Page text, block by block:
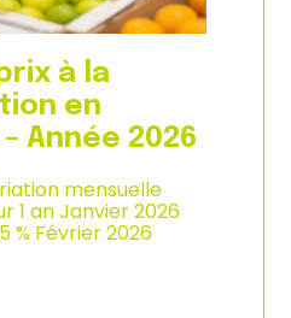
à la
en
Année 2026
mensuelle
1 an Janvier 2026
% Février 2026